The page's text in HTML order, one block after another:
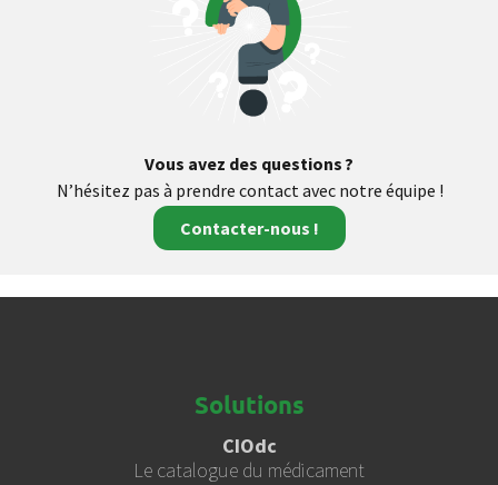
Vous avez des questions ?
N’hésitez pas à prendre contact avec notre équipe !
Contacter-nous !
Solutions
CIOdc
Le catalogue du médicament